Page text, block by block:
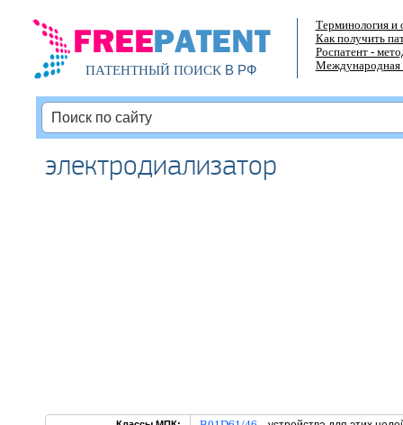
ПАТЕНТНЫЙ ПОИСКВ РФ
Терминология и
Как получить
Роспатент -
Международная
электродиализатор